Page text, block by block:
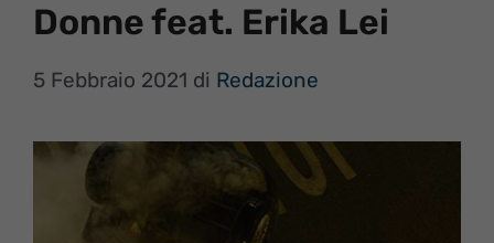
Donne feat. Erika Lei
5 Febbraio 2021 di Redazione